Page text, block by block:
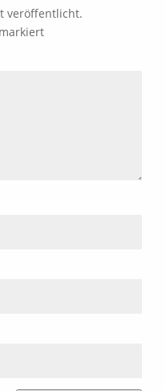
veröffentlicht.
markiert